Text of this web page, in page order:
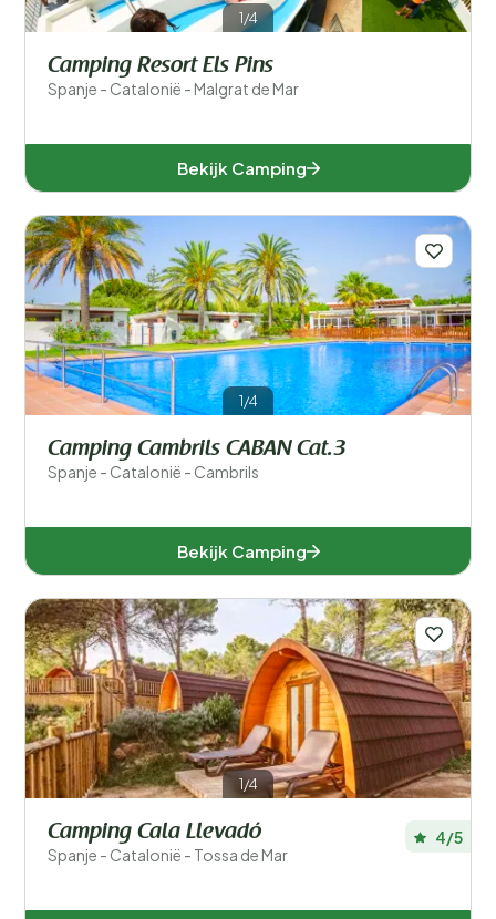
1/4
Camping Resort Els Pins
Spanje - Catalonië - Malgrat de Mar
Bekijk Camping
1/4
Camping Cambrils CABAN Cat.3
Spanje - Catalonië - Cambrils
Bekijk Camping
1/4
Camping Cala Llevadó
Spanje - Catalonië - Tossa de Mar
4/5